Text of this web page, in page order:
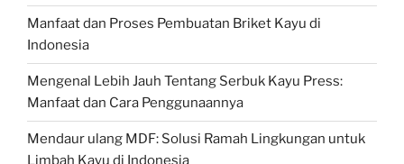
Manfaat dan Proses Pembuatan Briket Kayu di
Indonesia
Mengenal Lebih Jauh Tentang Serbuk Kayu Press:
Manfaat dan Cara Penggunaannya
Mendaur ulang MDF: Solusi Ramah Lingkungan untuk
Limbah Kayu di Indonesia